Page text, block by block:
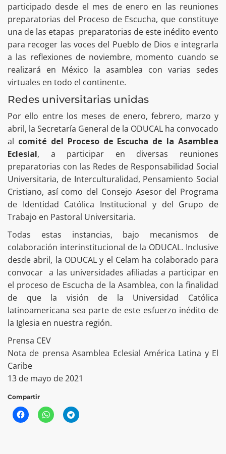
participado desde el mes de enero en las reuniones
preparatorias del Proceso de Escucha, que constituye
una de las etapas preparatorias de este inédito evento
para recoger las voces del Pueblo de Dios e integrarla
a las reflexiones de noviembre, momento cuando se
realizará en México la asamblea con varias sedes
virtuales en todo el continente.
Redes universitarias unidas
Por ello entre los meses de enero, febrero, marzo y
abril, la Secretaría General de la ODUCAL ha convocado
al comité del Proceso de Escucha de la Asamblea
Eclesial, a participar en diversas reuniones
preparatorias con las Redes de Responsabilidad Social
Universitaria, de Interculturalidad, Pensamiento Social
Cristiano, así como del Consejo Asesor del Programa
de Identidad Católica Institucional y del Grupo de
Trabajo en Pastoral Universitaria.
Todas estas instancias, bajo mecanismos de
colaboración interinstitucional de la ODUCAL. Inclusive
desde abril, la ODUCAL y el Celam ha colaborado para
convocar a las universidades afiliadas a participar en
el proceso de Escucha de la Asamblea, con la finalidad
de que la visión de la Universidad Católica
latinoamericana sea parte de este esfuerzo inédito de
la Iglesia en nuestra región.
Prensa CEV
Nota de prensa Asamblea Eclesial América Latina y El
Caribe
13 de mayo de 2021
Compartir